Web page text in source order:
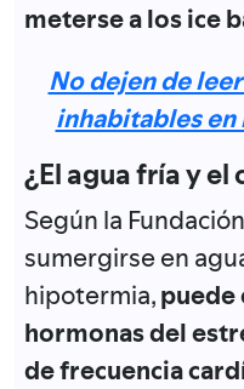
meterse a los ice
No dejen de
inhabitables en
¿El agua fría y el
Según la
sumergirse en
hipotermia,puede
hormonas del
de frecuencia